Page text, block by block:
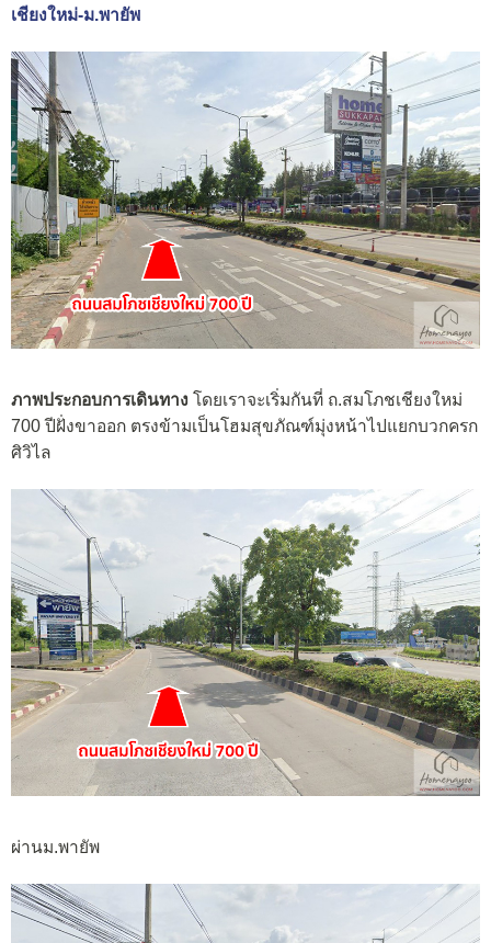
เชียงใหม่-ม.พายัพ
ภาพประกอบการเดินทาง โดยเราจะเริ่มกันที่ ถ.สมโภชเชียงใหม่
700 ปีฝั่งขาออก ตรงข้ามเป็นโฮมสุขภัณฑ์มุ่งหน้าไปแยกบวกครก
ศิวิไล
ผ่านม.พายัพ